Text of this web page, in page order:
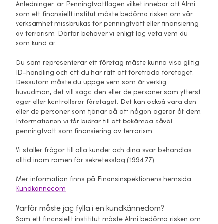
Anledningen är Penningtvättlagen vilket innebär att Almi
som ett finansiellt institut måste bedöma risken om vår
verksamhet missbrukas för penningtvätt eller finansiering
av terrorism. Därför behöver vi enligt lag veta vem du
som kund är.
Du som representerar ett företag måste kunna visa giltig
ID-handling och att du har rätt att företräda företaget.
Dessutom måste du uppge vem som är verklig
huvudman, det vill säga den eller de personer som ytterst
äger eller kontrollerar företaget. Det kan också vara den
eller de personer som tjänar på att någon agerar åt dem.
Informationen vi får bidrar till att bekämpa såväl
penningtvätt som finansiering av terrorism.
Vi ställer frågor till alla kunder och dina svar behandlas
alltid inom ramen för sekretesslag (1994:77).
Mer information finns på Finansinspektionens hemsida:
Kundkännedom
Varför måste jag fylla i en kundkännedom?
Som ett finansiellt instititut måste Almi bedöma risken om